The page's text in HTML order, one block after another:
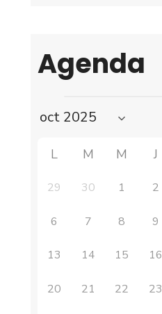
Agenda
L M M J
29 30 1 2
6 7 8 9
13 14 15 16
20 21 22 23